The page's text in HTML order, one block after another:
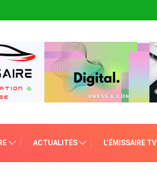
ACTUALITÉS L’ÉMISSAIRE TV